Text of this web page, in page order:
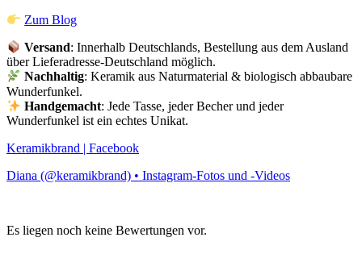
Zum Blog
Versand: Innerhalb Deutschlands, Bestellung aus dem Ausland
über Lieferadresse-Deutschland möglich.
Nachhaltig: Keramik aus Naturmaterial & biologisch abbaubare
Wunderfunkel.
Handgemacht: Jede Tasse, jeder Becher und jeder
Wunderfunkel ist ein echtes Unikat.
Keramikbrand | Facebook
Diana (@keramikbrand) • Instagram-Fotos und -Videos
Es liegen noch keine Bewertungen vor.